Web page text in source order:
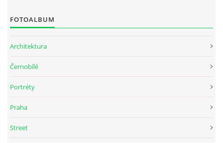
FOTOALBUM
Architektura
Černobílé
Portréty
Praha
Street